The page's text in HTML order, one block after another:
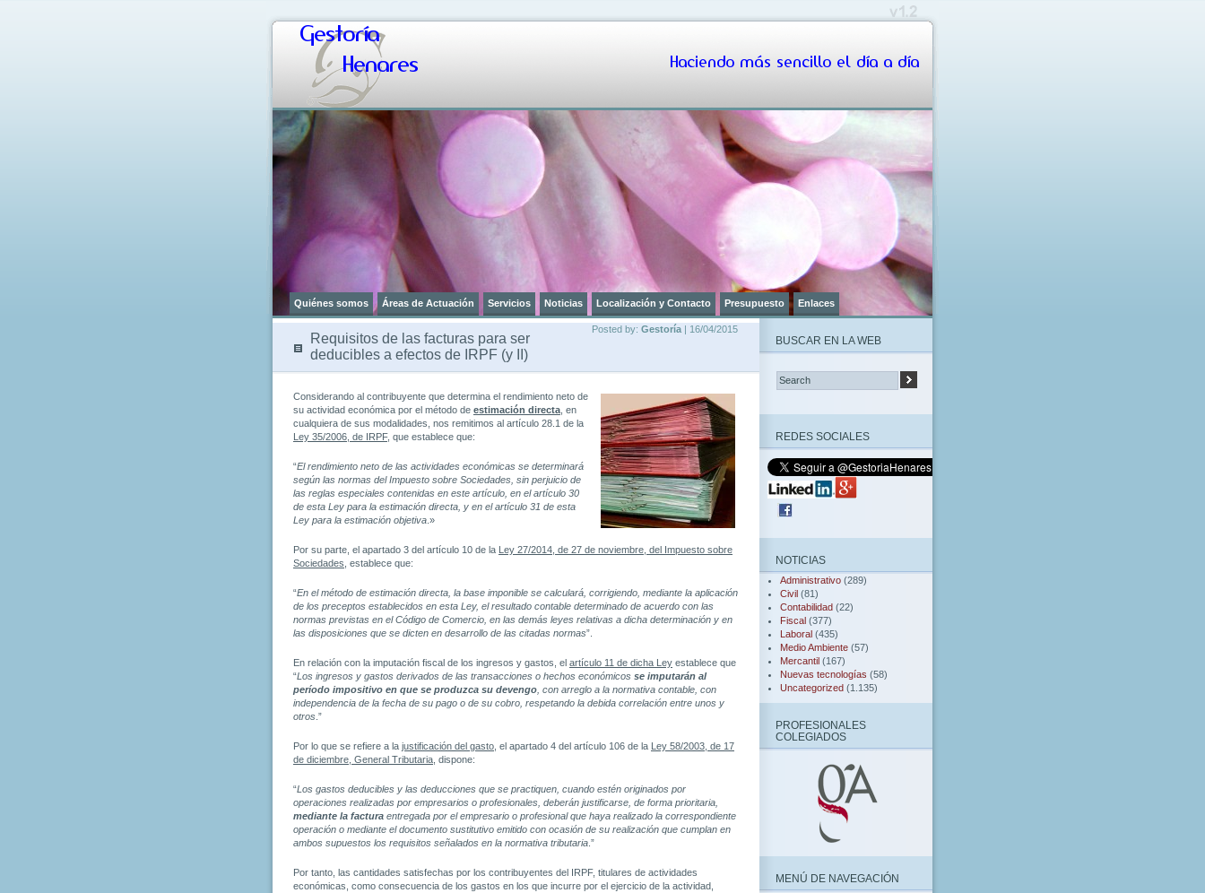
Gestoría
Henares
Haciendo más sencillo el día a día
Quiénes somos Áreas de Actuación Servicios Noticias Localización y Contacto Presupuesto Enlaces
Posted by: Gestoría | 16/04/2015
Requisitos de las facturas para ser
deducibles a efectos de IRPF (y II)
Considerando al contribuyente que determina el rendimiento neto de
su actividad económica por el método de estimación directa , en
cualquiera de sus modalidades, nos remitimos al artículo 28.1 de la
Ley 35/2006, de IRPF, que establece que:
“El rendimiento neto de las actividades económicas se determinará
según las normas del Impuesto sobre Sociedades, sin perjuicio de
las reglas especiales contenidas en este artículo, en el artículo 30
de esta Ley para la estimación directa, y en el artículo 31 de esta
Ley para la estimación objetiva .»
Por su parte, el apartado 3 del artículo 10 de la Ley 27/2014, de 27 de noviembre, del Impuesto sobre
Sociedades , establece que:
“En el método de estimación directa, la base imponible se calculará, corrigiendo, mediante la aplicación
de los preceptos establecidos en esta Ley, el resultado contable determinado de acuerdo con las
normas previstas en el Código de Comercio, en las demás leyes relativas a dicha determinación y en
las disposiciones que se dicten en desarrollo de las citadas normas”.
En relación con la imputación fiscal de los ingresos y gastos, el artículo 11 de dicha Ley establece que
“Los ingresos y gastos derivados de las transacciones o hechos económicos se imputarán al
período impositivo en que se produzca su devengo , con arreglo a la normativa contable, con
independencia de la fecha de su pago o de su cobro, respetando la debida correlación entre unos y
otros .”
Por lo que se refiere a la justificación del gasto , el apartado 4 del artículo 106 de la Ley 58/2003, de 17
de diciembre, General Tributaria , dispone:
“Los gastos deducibles y las deducciones que se practiquen, cuando estén originados por
operaciones realizadas por empresarios o profesionales, deberán justificarse, de forma prioritaria,
mediante la factura entregada por el empresario o profesional que haya realizado la correspondiente
operación o mediante el documento sustitutivo emitido con ocasión de su realización que cumplan en
ambos supuestos los requisitos señalados en la normativa tributaria .”
Por tanto, las cantidades satisfechas por los contribuyentes del IRPF, titulares de actividades
económicas, como consecuencia de los gastos en los que incurre por el ejercicio de la actividad,
BUSCAR EN LA WEB
REDES SOCIALES
NOTICIAS
Administrativo (289)
Civil (81)
Contabilidad (22)
Fiscal (377)
Laboral (435)
Medio Ambiente (57)
Mercantil (167)
Nuevas tecnologías (58)
Uncategorized (1.135)
PROFESIONALES
COLEGIADOS
MENÚ DE NAVEGACIÓN